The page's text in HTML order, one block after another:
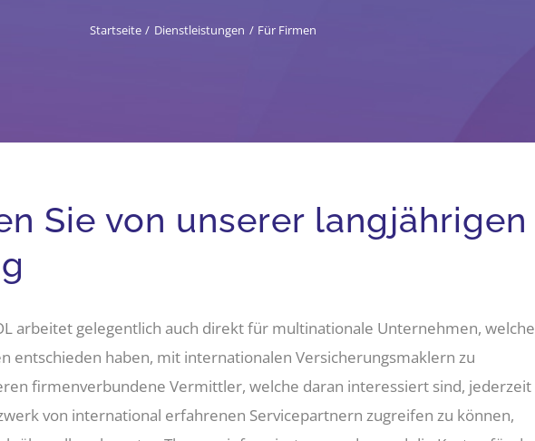
Startseite Dienstleistungen Für Firmen
Sie von unserer langjährigen
arbeitet gelegentlich auch direkt für multinationale Unternehmen, welche
entschieden haben, mit internationalen Versicherungsmaklern zu
firmenverbundene Vermittler, welche daran interessiert sind, jederzeit
von international erfahrenen Servicepartnern zugreifen zu können,